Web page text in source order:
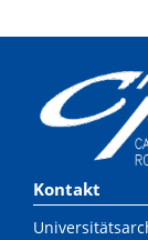
Kontakt